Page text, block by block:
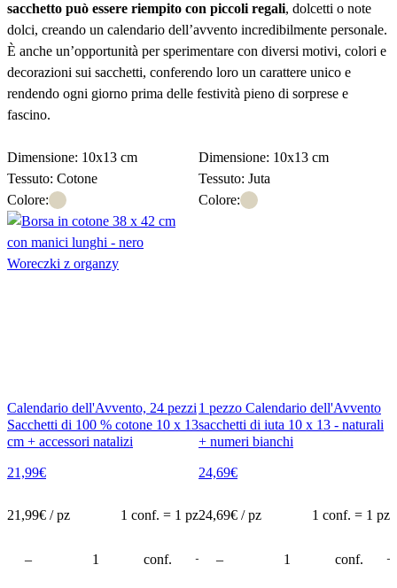
sacchetto può essere riempito con piccoli regali, dolcetti o note
dolci, creando un calendario dell’avvento incredibilmente personale.
È anche un’opportunità per sperimentare con diversi motivi, colori e
decorazioni sui sacchetti, conferendo loro un carattere unico e
rendendo ogni giorno prima delle festività pieno di sorprese e
fascino.
Dimensione: 10x13 cm
Tessuto: Cotone
Colore:
Calendario dell'Avvento, 24 pezzi
Sacchetti di 100 % cotone 10 x 13
cm + accessori natalizi
21,99€
21,99€ / pz 1 conf. = 1 pz
– conf. +
Dimensione: 10x13 cm
Tessuto: Juta
Colore:
1 pezzo Calendario dell'Avvento
sacchetti di iuta 10 x 13 - naturali
+ numeri bianchi
24,69€
24,69€ / pz 1 conf. = 1 pz
– conf. +